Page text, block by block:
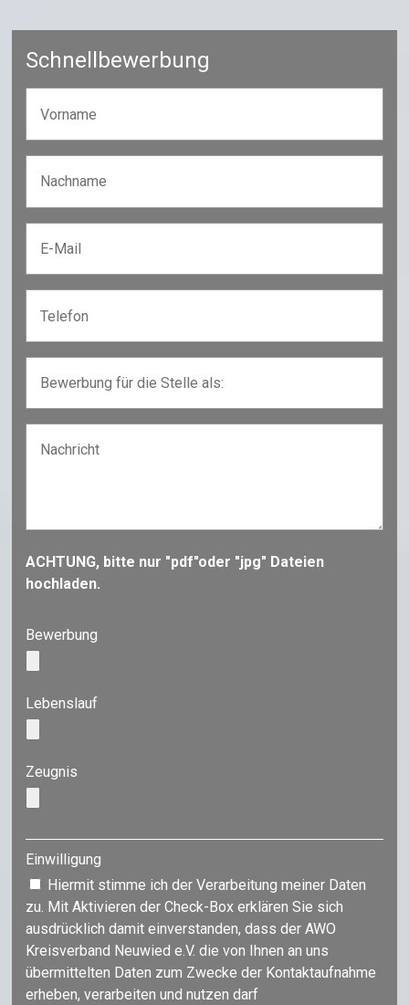
Schnellbewerbung
ACHTUNG, bitte nur "pdf"oder "jpg" Dateien
hochladen.
Bewerbung
Lebenslauf
Zeugnis
Einwilligung
Hiermit stimme ich der Verarbeitung meiner Daten
zu. Mit Aktivieren der Check-Box erklären Sie sich
ausdrücklich damit einverstanden, dass der AWO
Kreisverband Neuwied e.V. die von Ihnen an uns
übermittelten Daten zum Zwecke der Kontaktaufnahme
erheben, verarbeiten und nutzen darf